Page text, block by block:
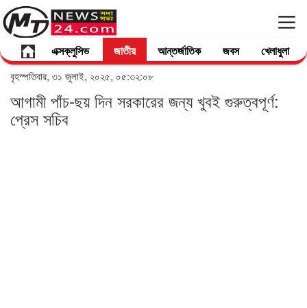
এক্সক্লুসিভ জাতীয় আন্তর্জাতিক জবস খেলাধুলা
বৃহস্পতিবার, ৩১ জুলাই, ২০২৫, ০৫:৩২:০৮
আগামী পাঁচ-ছয় দিন সরকারের জন্য খুবই গুরুত্বপূর্ণ:
প্রেস সচিব